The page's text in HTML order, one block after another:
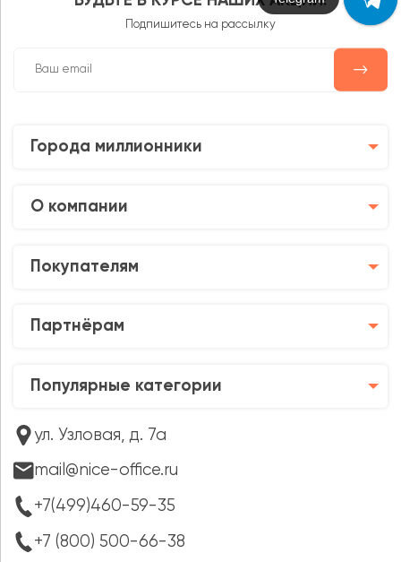
Подпишитесь на рассылку
Города миллионники
О компании
Покупателям
Партнёрам
Популярные категории
ул. Узловая, д. 7а
mail@nice-office.ru
+7(499)460-59-35
+7 (800) 500-66-38